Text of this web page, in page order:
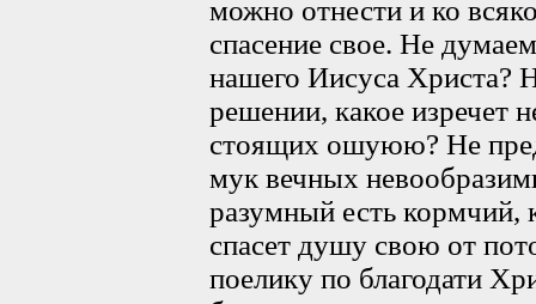
можно отнести и ко
спасение свое. Не
нашего Иисуса
решении, какое изречет
стоящих ошуюю? Не
мук вечных
разумный есть кормчий,
спасет душу свою от
поелику по благодати